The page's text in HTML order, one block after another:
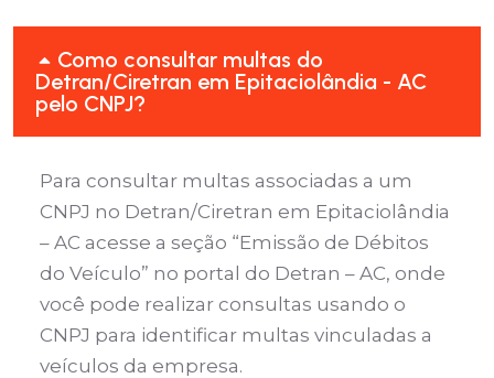
Como consultar multas do
Detran/Ciretran em Epitaciolândia - AC
pelo CNPJ?
Para consultar multas associadas a um
CNPJ no Detran/Ciretran em Epitaciolândia
– AC acesse a seção “Emissão de Débitos
do Veículo” no portal do Detran – AC, onde
você pode realizar consultas usando o
CNPJ para identificar multas vinculadas a
veículos da empresa.